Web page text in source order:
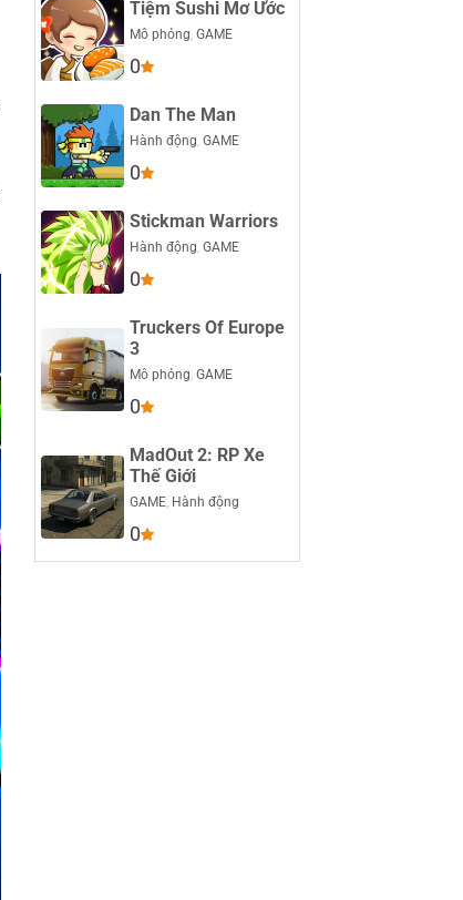
Tiệm Sushi Mơ Ước
Mô phỏng,GAME
0
Dan The Man
Hành động,GAME
0
Stickman Warriors
Hành động,GAME
0
Truckers Of Europe
3
Mô phỏng,GAME
0
MadOut 2: RP Xe
Thế Giới
GAME, Hành động
0